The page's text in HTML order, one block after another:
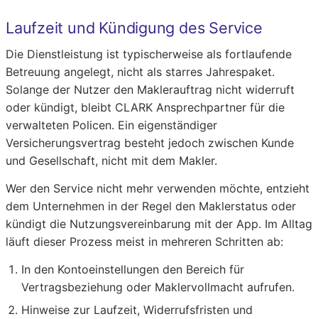
Laufzeit und Kündigung des Service
Die Dienstleistung ist typischerweise als fortlaufende
Betreuung angelegt, nicht als starres Jahrespaket.
Solange der Nutzer den Maklerauftrag nicht widerruft
oder kündigt, bleibt CLARK Ansprechpartner für die
verwalteten Policen. Ein eigenständiger
Versicherungsvertrag besteht jedoch zwischen Kunde
und Gesellschaft, nicht mit dem Makler.
Wer den Service nicht mehr verwenden möchte, entzieht
dem Unternehmen in der Regel den Maklerstatus oder
kündigt die Nutzungsvereinbarung mit der App. Im Alltag
läuft dieser Prozess meist in mehreren Schritten ab:
In den Kontoeinstellungen den Bereich für
Vertragsbeziehung oder Maklervollmacht aufrufen.
Hinweise zur Laufzeit, Widerrufsfristen und